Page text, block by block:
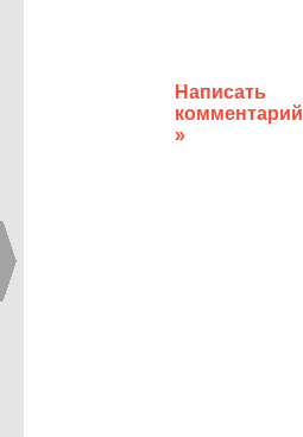
Написать
комментарий
»